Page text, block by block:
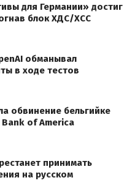
для Германии» достиг
блок ХДС/ХСС
обманывал
в ходе тестов
обвинение бельгийке
Bank of America
принимать
на русском